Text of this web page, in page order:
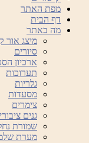
מפת האתר
דף הבית
מה באתר
מיצג אור
סיורים
ארכיון
תערוכות
גלריות
מסעדות
צימרים
גנים
שמורת
מערת